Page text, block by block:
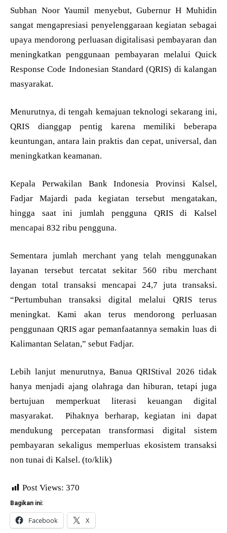
Subhan Noor Yaumil menyebut, Gubernur H Muhidin
sangat mengapresiasi penyelenggaraan kegiatan sebagai
upaya mendorong perluasan digitalisasi pembayaran dan
meningkatkan penggunaan pembayaran melalui Quick
Response Code Indonesian Standard (QRIS) di kalangan
masyarakat.
Menurutnya, di tengah kemajuan teknologi sekarang ini,
QRIS dianggap pentig karena memiliki beberapa
keuntungan, antara lain praktis dan cepat, universal, dan
meningkatkan keamanan.
Kepala Perwakilan Bank Indonesia Provinsi Kalsel,
Fadjar Majardi pada kegiatan tersebut mengatakan,
hingga saat ini jumlah pengguna QRIS di Kalsel
mencapai 832 ribu pengguna.
Sementara jumlah merchant yang telah menggunakan
layanan tersebut tercatat sekitar 560 ribu merchant
dengan total transaksi mencapai 24,7 juta transaksi.
“Pertumbuhan transaksi digital melalui QRIS terus
meningkat. Kami akan terus mendorong perluasan
penggunaan QRIS agar pemanfaatannya semakin luas di
Kalimantan Selatan,” sebut Fadjar.
Lebih lanjut menurutnya, Banua QRIStival 2026 tidak
hanya menjadi ajang olahraga dan hiburan, tetapi juga
bertujuan memperkuat literasi keuangan digital
masyarakat. Pihaknya berharap, kegiatan ini dapat
mendukung percepatan transformasi digital sistem
pembayaran sekaligus memperluas ekosistem transaksi
non tunai di Kalsel. (to/klik)
Post Views: 370
Bagikan ini:
Facebook X